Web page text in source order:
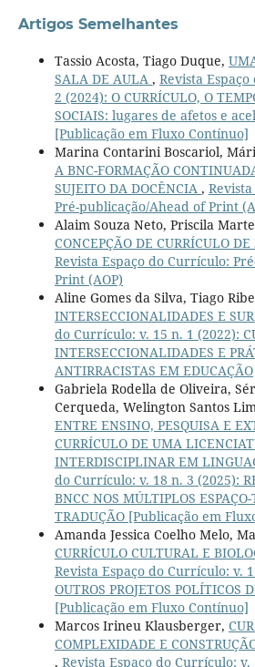
Artigos Semelhantes
Tassio Acosta, Tiago Duque,
SALA DE AULA , Revista
2 (2024): O CURRÍCULO, O
SOCIAIS: lugares de afetos e
[Publicação em Fluxo Contínuo]
Marina Contarini Boscariol,
A BNC-FORMAÇÃO
SUJEITO DA DOCÊNCIA ,
Pré-publicação/Ahead of Print
Alaim Souza Neto, Priscila
CONCEPÇÃO DE CURRÍCULO DE
Revista Espaço do Currículo:
Print (AOP)
Aline Gomes da Silva, Tiago
INTERSECCIONALIDADES E
do Currículo: v. 15 n. 1 (2022):
INTERSECCIONALIDADES E
ANTIRRACISTAS EM EDUCAÇÃO
Gabriela Rodella de Oliveira,
Cerqueda, Welington Santos
ENTRE ENSINO, PESQUISA E
CURRÍCULO DE UMA
INTERDISCIPLINAR EM
do Currículo: v. 18 n. 3 (2025):
BNCC NOS MÚLTIPLOS
TRADUÇÃO [Publicação em
Amanda Jessica Coelho Melo,
CURRÍCULO CULTURAL E
Revista Espaço do Currículo: v.
OUTROS PROJETOS POLÍTICOS
[Publicação em Fluxo Contínuo]
Marcos Irineu Klausberger,
COMPLEXIDADE E
, Revista Espaço do Currículo: v.